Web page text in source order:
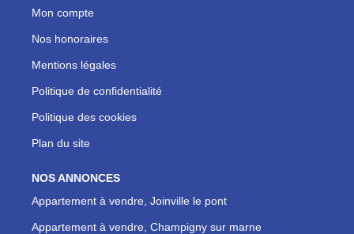
Mon compte
Nos honoraires
Mentions légales
Politique de confidentialité
Politique des cookies
Plan du site
NOS ANNONCES
Appartement à vendre, Joinville le pont
Appartement à vendre, Champigny sur marne